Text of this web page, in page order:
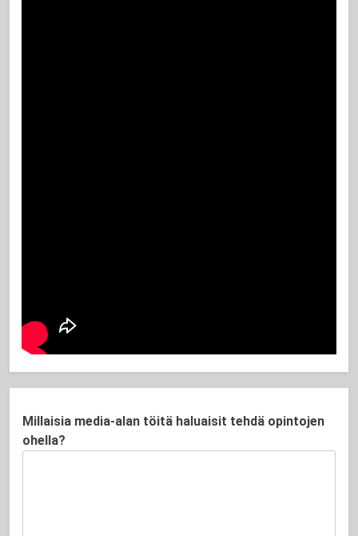
e
h
Millaisia media-alan töitä haluaisit tehdä opintojen
ohella?